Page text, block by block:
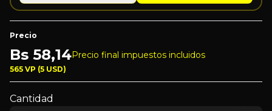
Precio
Bs 58,14Precio final impuestos incluidos
565 VP (5 USD)
Cantidad